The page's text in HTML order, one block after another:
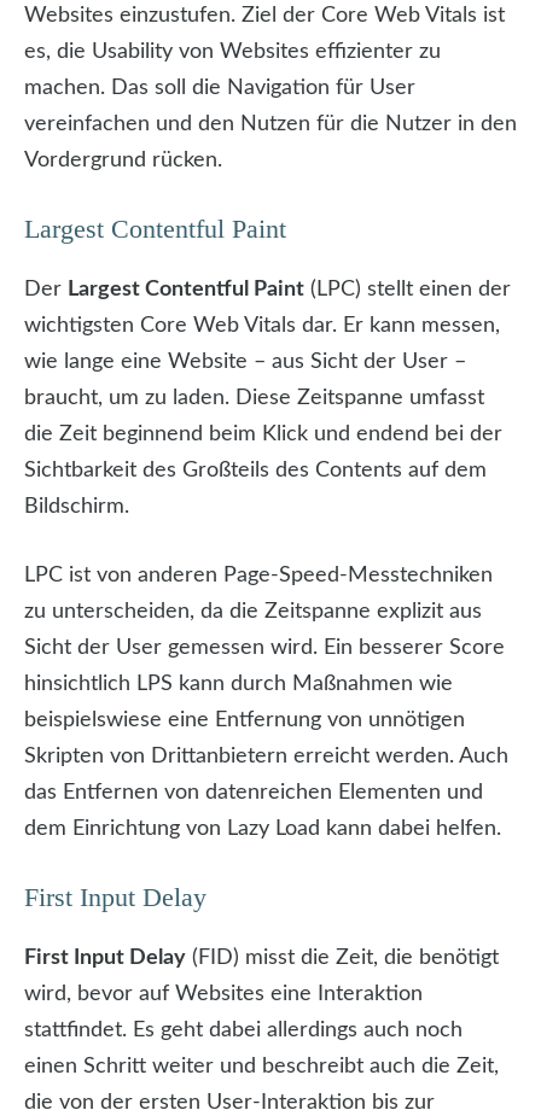
Websites einzustufen. Ziel der Core Web Vitals ist
es, die Usability von Websites effizienter zu
machen. Das soll die Navigation für User
vereinfachen und den Nutzen für die Nutzer in den
Vordergrund rücken.
Largest Contentful Paint
Der Largest Contentful Paint (LPC) stellt einen der
wichtigsten Core Web Vitals dar. Er kann messen,
wie lange eine Website – aus Sicht der User –
braucht, um zu laden. Diese Zeitspanne umfasst
die Zeit beginnend beim Klick und endend bei der
Sichtbarkeit des Großteils des Contents auf dem
Bildschirm.
LPC ist von anderen Page-Speed-Messtechniken
zu unterscheiden, da die Zeitspanne explizit aus
Sicht der User gemessen wird. Ein besserer Score
hinsichtlich LPS kann durch Maßnahmen wie
beispielswiese eine Entfernung von unnötigen
Skripten von Drittanbietern erreicht werden. Auch
das Entfernen von datenreichen Elementen und
dem Einrichtung von Lazy Load kann dabei helfen.
First Input Delay
First Input Delay (FID) misst die Zeit, die benötigt
wird, bevor auf Websites eine Interaktion
stattfindet. Es geht dabei allerdings auch noch
einen Schritt weiter und beschreibt auch die Zeit,
die von der ersten User-Interaktion bis zur